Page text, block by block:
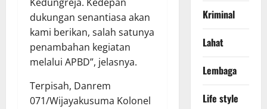
dukungan senantiasa akan
kami berikan, salah satunya
penambahan kegiatan
melalui APBD”, jelasnya.
Terpisah, Danrem
071/Wijayakusuma Kolonel
Kriminal
Lahat
Lembaga
Life style